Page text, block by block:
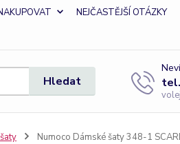
NEJČASTĚJŠÍ OTÁZKY
Hledat
Numoco Dámské šaty 348-1